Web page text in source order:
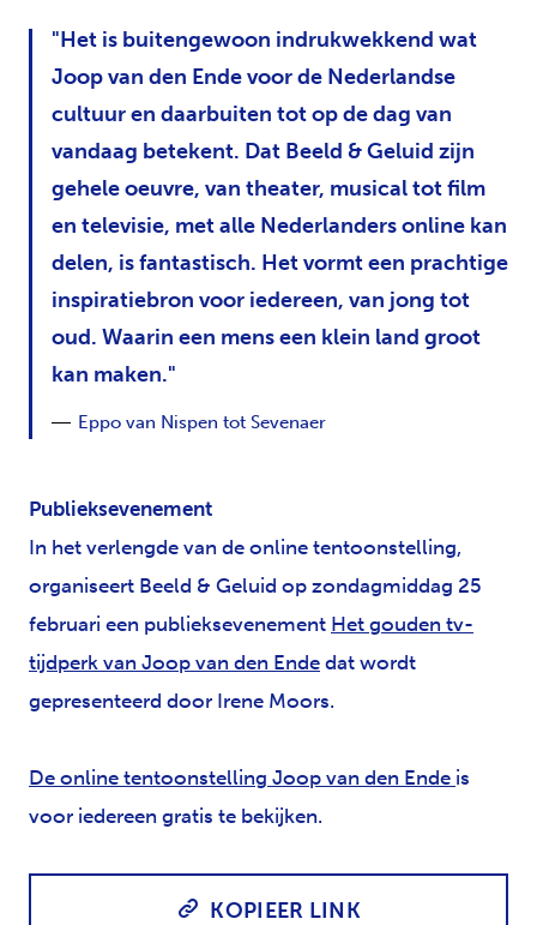
Het is buitengewoon indrukwekkend wat
Joop van den Ende voor de Nederlandse
cultuur en daarbuiten tot op de dag van
vandaag betekent. Dat Beeld & Geluid zijn
gehele oeuvre, van theater, musical tot film
en televisie, met alle Nederlanders online kan
delen, is fantastisch. Het vormt een prachtige
inspiratiebron voor iedereen, van jong tot
oud. Waarin een mens een klein land groot
kan maken.
Eppo van Nispen tot Sevenaer
Publieksevenement
In het verlengde van de online tentoonstelling,
organiseert Beeld & Geluid op zondagmiddag 25
februari een publieksevenement Het gouden tv-
tijdperk van Joop van den Ende dat wordt
gepresenteerd door Irene Moors.
De online tentoonstelling Joop van den Ende is
voor iedereen gratis te bekijken.
KOPIEER LINK